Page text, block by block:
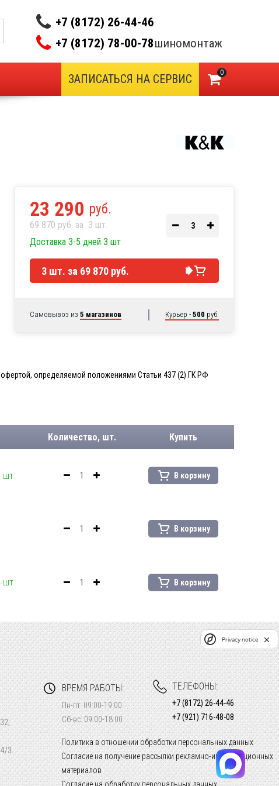
+7 (8172) 26-44-46
+7 (8172) 78-00-78шиномонтаж
0
ЗАПИСАТЬСЯ НА СЕРВИС
23 290 руб.
69 870 руб. за 3 шт.
Доставка 3-5 дней 3 шт
3 шт. за 69 870 руб.
Самовывоз из 5 магазинов Курьер - 500 руб.
определяемой положениями Статьи 437 (2) ГК РФ
Количество, шт. Купить
шт В корзину
В корзину
шт В корзину
3.
ВРЕМЯ РАБОТЫ:
Пн-пт: 09:00-19:00
Сб-вс: 09:00-18:00
Политика в отношении обработки персональных данных
Согласие на получение рассылки рекламно-информационных
материалов
ТЕЛЕФОНЫ:
+7 (8172) 26-44-46
+7 (921) 716-48-08
Privacy notice